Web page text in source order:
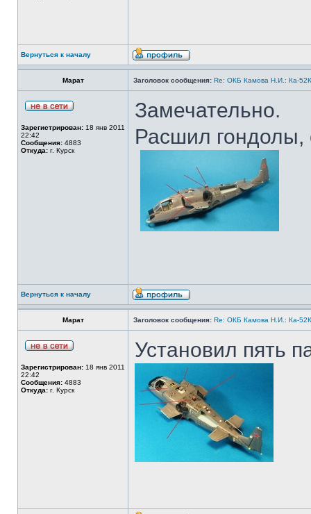
Вернуться к началу
Марат Заголовок сообщения: Re: ОКБ Камова Н.И.: Ка-
Зарегистрирован: 18 янв 2011
22:42
Сообщения: 4883
Откуда: г. Курск
Замечательно.
Расшил гондолы,
Вернуться к началу
Марат Заголовок сообщения: Re: ОКБ Камова Н.И.: Ка-
Зарегистрирован: 18 янв 2011
22:42
Сообщения: 4883
Откуда: г. Курск
Установил пять